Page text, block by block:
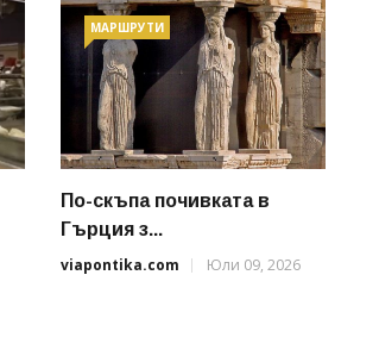
МАРШРУТИ
По-скъпа почивката в
Гърция з...
viapontika.com
Юли 09, 2026